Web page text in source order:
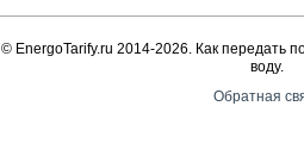
© EnergoTarify.ru 2014-2026. Как передать
воду.
Обратная